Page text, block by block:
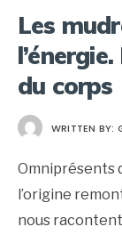
Les
du corps
WRITTEN BY:
Omniprésents
l’origine
nous